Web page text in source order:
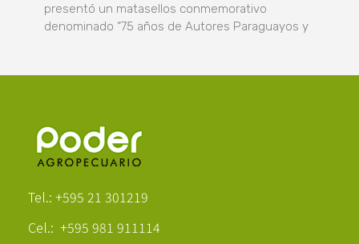
presentó un matasellos conmemorativo
denominado “75 años de Autores Paraguayos y
Tel.: +595 21 301219
Cel.: +595 981 911114